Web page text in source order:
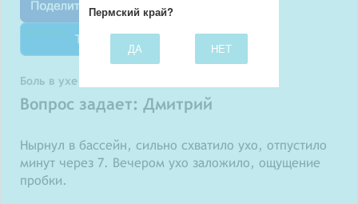
Твитнуть
Боль в ухе после ныряния
Вопрос задает: Дмитрий
Нырнул в бассейн, сильно схватило ухо, отпустило
минут через 7. Вечером ухо заложило, ощущение
пробки.
Пермский край?
ДА НЕТ